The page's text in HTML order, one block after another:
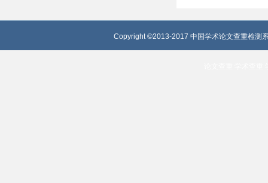
Copyright ©2013-2017 中国学术论文查重检